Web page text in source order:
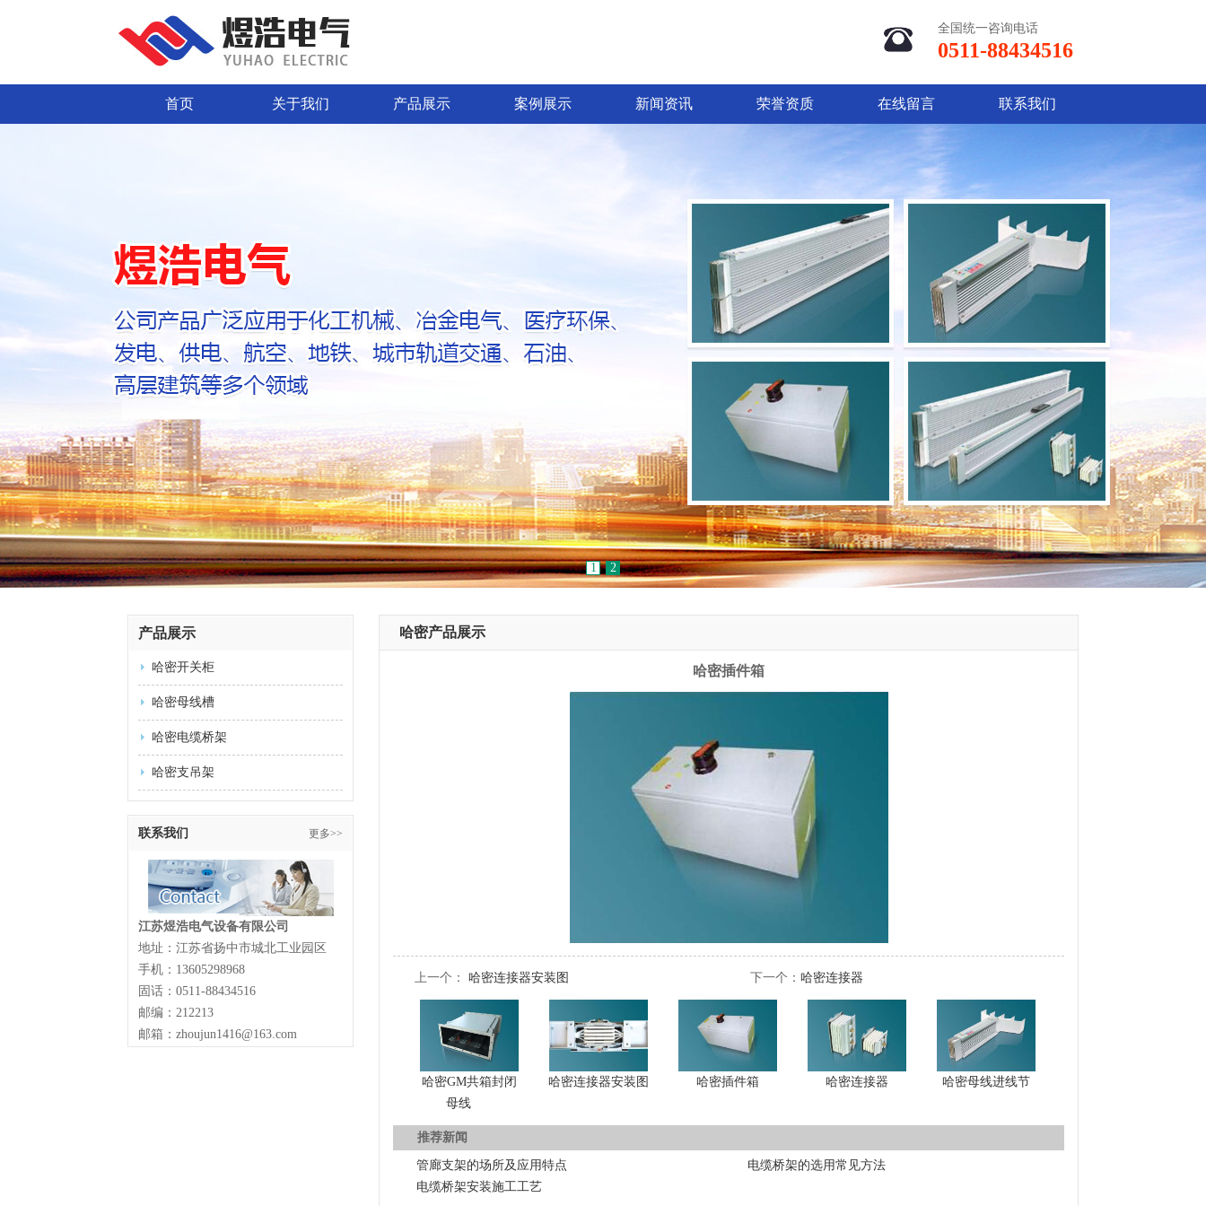
全国统一咨询电话
0511-88434516
首页 关于我们 产品展示 案例展示 新闻资讯 荣誉资质 在线留言 联系我们
1 2
产品展示
哈密开关柜
哈密母线槽
哈密电缆桥架
哈密支吊架
联系我们 更多>>
江苏煜浩电气设备有限公司
地址：江苏省扬中市城北工业园区
手机：13605298968
固话：0511-88434516
邮编：212213
邮箱：zhoujun1416@163.com
哈密产品展示
哈密插件箱
上一个： 哈密连接器安装图 下一个： 哈密连接器
哈密GM共箱封闭
母线
哈密连接器安装图 哈密插件箱 哈密连接器 哈密母线进线节
推荐新闻
管廊支架的场所及应用特点
电缆桥架的选用常见方法
电缆桥架安装施工工艺